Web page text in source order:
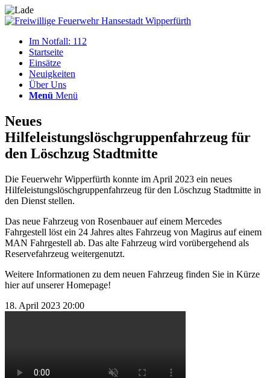
Im Notfall: 112
Startseite
Einsätze
Neuigkeiten
Über Uns
Menü Menü
Neues
Hilfeleistungslöschgruppenfahrzeug für
den Löschzug Stadtmitte
Die Feuerwehr Wipperfürth konnte im April 2023 ein neues
Hilfeleistungslöschgruppenfahrzeug für den Löschzug Stadtmitte in
den Dienst stellen.
Das neue Fahrzeug von Rosenbauer auf einem Mercedes
Fahrgestell löst ein 24 Jahres altes Fahrzeug von Magirus auf einem
MAN Fahrgestell ab. Das alte Fahrzeug wird vorübergehend als
Reservefahrzeug weitergenutzt.
Weitere Informationen zu dem neuen Fahrzeug finden Sie in Kürze
hier auf unserer Homepage!
18. April 2023 20:00